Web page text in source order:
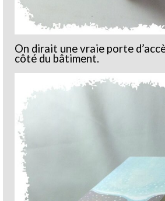
On dirait une vraie porte
côté du bâtiment.